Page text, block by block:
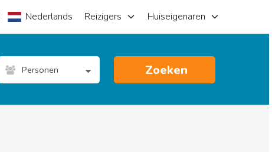
Nederlands Reizigers Huiseigenaren
Personen Zoeken